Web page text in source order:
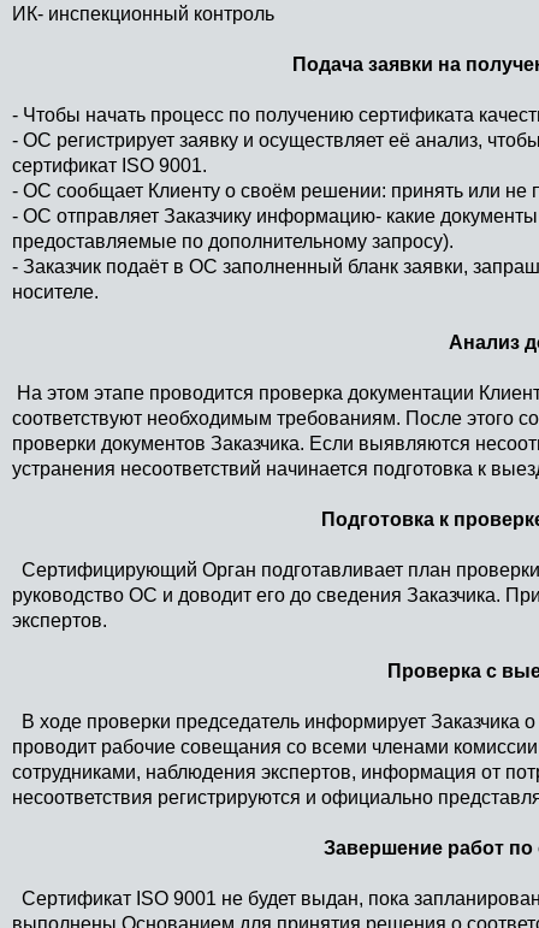
ИК- инспекционный контроль
Подача заявки на
- Чтобы начать процесс по получению сертификата
- ОС регистрирует заявку и осуществляет её анализ,
сертификат ISO 9001.
- ОС сообщает Клиенту о своём решении: принять или не
- ОС отправляет Заказчику информацию- какие
предоставляемые по дополнительному запросу).
- Заказчик подаёт в ОС заполненный бланк заявки,
носителе.
Анализ
На этом этапе проводится проверка документации
соответствуют необходимым требованиям. После этого
проверки документов Заказчика. Если выявляются
устранения несоответствий начинается подготовка к
Подготовка к
Сертифицирующий Орган подготавливает план
руководство ОС и доводит его до сведения Заказчика.
экспертов.
Проверка с
В ходе проверки председатель информирует Заказчика
проводит рабочие совещания со всеми членами
сотрудниками, наблюдения экспертов, информация от
несоответствия регистрируются и официально
Завершение работ по
Сертификат ISO 9001 не будет выдан, пока
выполнены.Основанием для принятия решения о